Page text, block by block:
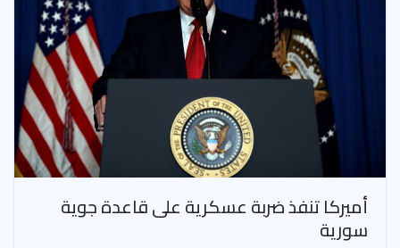
أميركا تنفذ ضربة عسكرية على قاعدة جوية
سورية